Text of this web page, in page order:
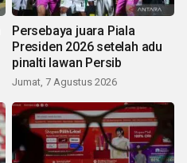
Persebaya juara Piala
Presiden 2026 setelah adu
pinalti lawan Persib
Jumat, 7 Agustus 2026